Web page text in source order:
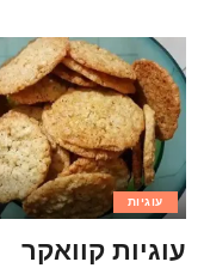
עוגיות
עוגיות קוואקר